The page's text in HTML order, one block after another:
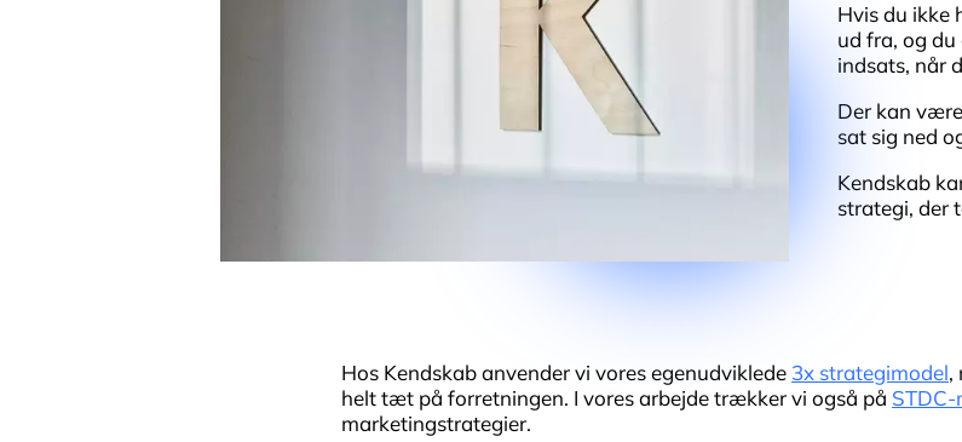
Hvis du ikke
ud fra, og
indsats, når
Der kan
sat sig ned
Kendskab
strategi, der
Hos Kendskab anvender vi vores egenudviklede 3x strategimodel,
helt tæt på forretningen. I vores arbejde trækker vi også på STDC-
marketingstrategier.